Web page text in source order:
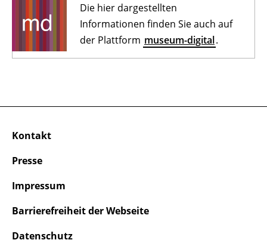
Die hier dargestellten
Informationen finden Sie auch auf
der Plattform museum-digital.
Kontakt
Presse
Impressum
Barrierefreiheit der Webseite
Datenschutz